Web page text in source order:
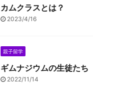
カムクラスとは？
2023/4/16
親子留学
ギムナジウムの生徒たち
2022/11/14